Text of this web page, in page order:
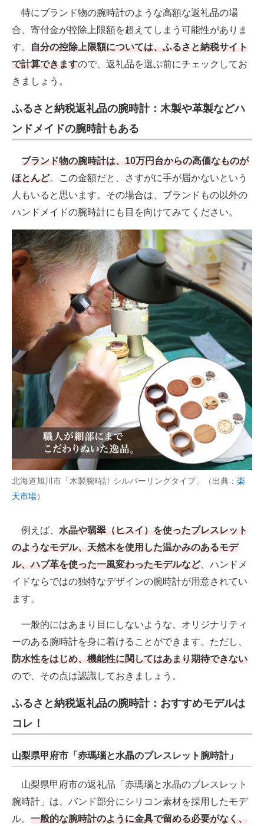
特にブランド物の腕時計のような高額な返礼品の場
合、寄付金が控除上限額を超えてしまう可能性がありま
す。 自分の控除上限額については、ふるさと納税サイト
で計算できますので、返礼品を選ぶ前にチェックしてお
きましょう。
ふるさと納税返礼品の腕時計：木製や革製などハ
ンドメイドの腕時計もある
ブランド物の腕時計は、10万円台からの高価なものが
ほとんど。この金額だと、さすがに手が届かないという
人もいると思います。その場合は、ブランドもの以外の
ハンドメイドの腕時計にも目を向けてみてください。
北海道旭川市「木製腕時計 シルバーリングタイプ」（出典： 楽
天市場）
例えば、 水晶や翡翠（ヒスイ）を使ったブレスレット
のようなモデル、天然木を使用した温かみのあるモデ
ル、ハブ革を使った一風変わったモデルなど、ハンドメ
イドならではの独特なデザインの腕時計が用意されてい
ます。
一般的にはあまり目にしないような、オリジナリティ
ーのある腕時計を身に着けることができます。ただし、
防水性をはじめ、機能性に関してはあまり期待できない
ので、その点は認識しておきましょう。
ふるさと納税返礼品の腕時計：おすすめモデルは
コレ！
山梨県甲府市「赤瑪瑙と水晶のブレスレット腕時計」
山梨県甲府市の返礼品「赤瑪瑙と水晶のブレスレット
腕時計」は、バンド部分にシリコン素材を採用したモデ
ル。 一般的な腕時計のように金具で留める必要がなく、